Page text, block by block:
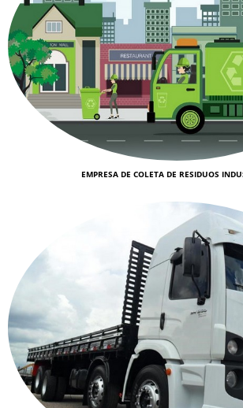
EMPRESA DE COLETA DE RESIDUOS